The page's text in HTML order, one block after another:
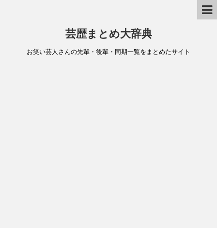
芸歴まとめ大辞典
お笑い芸人さんの先輩・後輩・同期一覧をまとめたサイト